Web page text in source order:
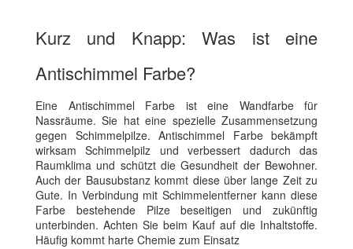
Kurz und Knapp: Was ist eine
Antischimmel Farbe?
Eine Antischimmel Farbe ist eine Wandfarbe für
Nassräume. Sie hat eine spezielle Zusammensetzung
gegen Schimmelpilze. Antischimmel Farbe bekämpft
wirksam Schimmelpilz und verbessert dadurch das
Raumklima und schützt die Gesundheit der Bewohner.
Auch der Bausubstanz kommt diese über lange Zeit zu
Gute. In Verbindung mit Schimmelentferner kann diese
Farbe bestehende Pilze beseitigen und zukünftig
unterbinden. Achten Sie beim Kauf auf die Inhaltstoffe.
Häufig kommt harte Chemie zum Einsatz